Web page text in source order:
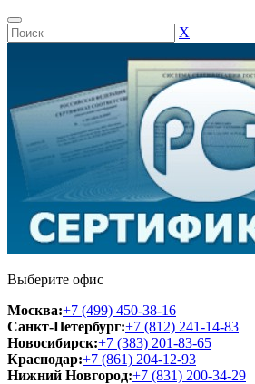
Х
Выберите офис
Москва:+7 (499) 450-38-16
Санкт-Петербург:+7 (812) 241-14-83
Новосибирск:+7 (383) 201-83-65
Краснодар:+7 (861) 204-12-93
Нижний Новгород:+7 (831) 200-34-29